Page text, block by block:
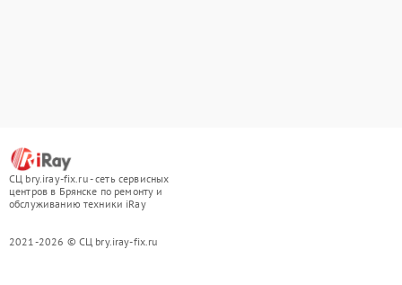
СЦ bry.iray-fix.ru - сеть сервисных
центров в Брянске по ремонту и
обслуживанию техники iRay
2021-2026 © СЦ bry.iray-fix.ru